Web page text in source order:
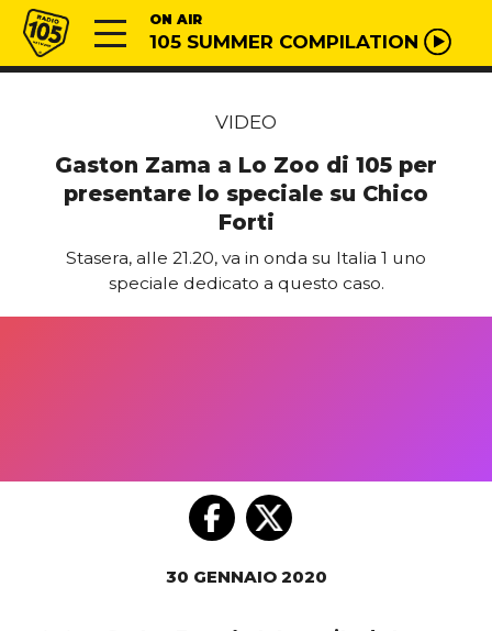
Vai al contenuto
Radio 105 ON AIR
105 SUMMER COMPILATION
VIDEO
Gaston Zama a Lo Zoo di 105 per
presentare lo speciale su Chico
Forti
Stasera, alle 21.20, va in onda su Italia 1 uno
speciale dedicato a questo caso.
30 GENNAIO 2020